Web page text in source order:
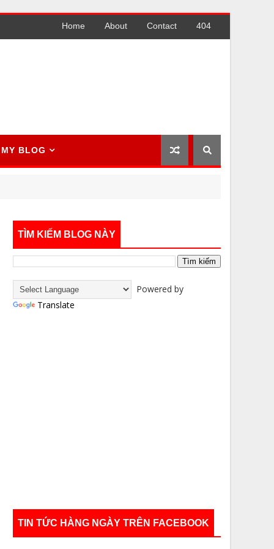
Home About Contact 404
MY BLOG
TÌM KIẾM BLOG NÀY
Powered by
Translate
TIN TỨC HÀNG NGÀY TRÊN FACEBOOK